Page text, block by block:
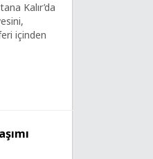
Kalır’da
içinden